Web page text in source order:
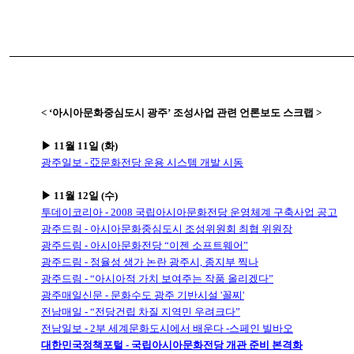
< ‘아시아문화중심도시 광주’ 조성사업 관련 언론보도 스크랩 >
▶ 11월 11일 (화)
광주일보 - 亞문화전당 운용 시스템 개발 시동
▶ 11월 12일 (수)
투데이코리아 - 2008 국립아시아문화전당 운영체계 구축사업 공고
광주드림 - 아시아문화중심도시 조성위원회 최협 위원장
광주드림 - 아시아문화전당 “이젠 소프트웨어”
광주드림 - 정율성 생가 논란 광주시, 종지부 찍나
광주드림 - “아시아적 가치 보여주는 작품 올리겠다”
광주매일신문 - 문화수도 광주 기반시설 '꼴찌'
전남매일 - “전당건립 차질 지역민 우려크다”
전남일보 - 2부 세계문화도시에서 배운다 -스페인 빌바오
대한민국정책포털 - 국립아시아문화전당 개관 준비 본격화